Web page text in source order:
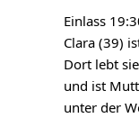
Einlass
Clara (39)
Dort lebt
und ist
unter der